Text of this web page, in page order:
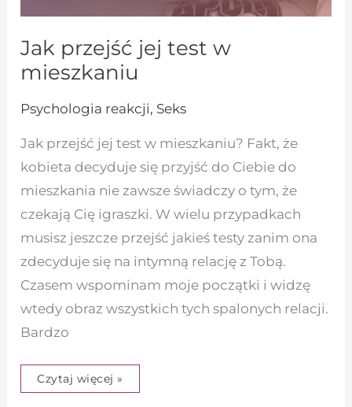
Jak przejść jej test w
mieszkaniu
Psychologia reakcji, Seks
Jak przejść jej test w mieszkaniu? Fakt, że
kobieta decyduje się przyjść do Ciebie do
mieszkania nie zawsze świadczy o tym, że
czekają Cię igraszki. W wielu przypadkach
musisz jeszcze przejść jakieś testy zanim ona
zdecyduje się na intymną relację z Tobą.
Czasem wspominam moje początki i widzę
wtedy obraz wszystkich tych spalonych relacji.
Bardzo
Czytaj więcej »